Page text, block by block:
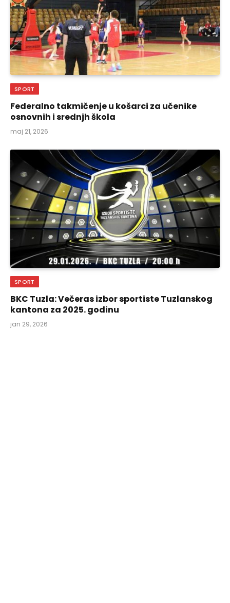
SPORT
Federalno takmičenje u košarci za učenike
osnovnih i srednjh škola
maj 21, 2026
SPORT
BKC Tuzla: Večeras izbor sportiste Tuzlanskog
kantona za 2025. godinu
jan 29, 2026